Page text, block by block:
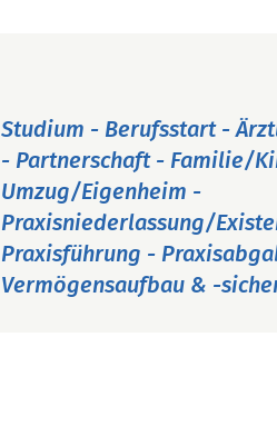
Studium - Berufsstart -
- Partnerschaft - Familie/
Umzug/Eigenheim -
Praxisniederlassung/
Praxisführung -
Vermögensaufbau & -